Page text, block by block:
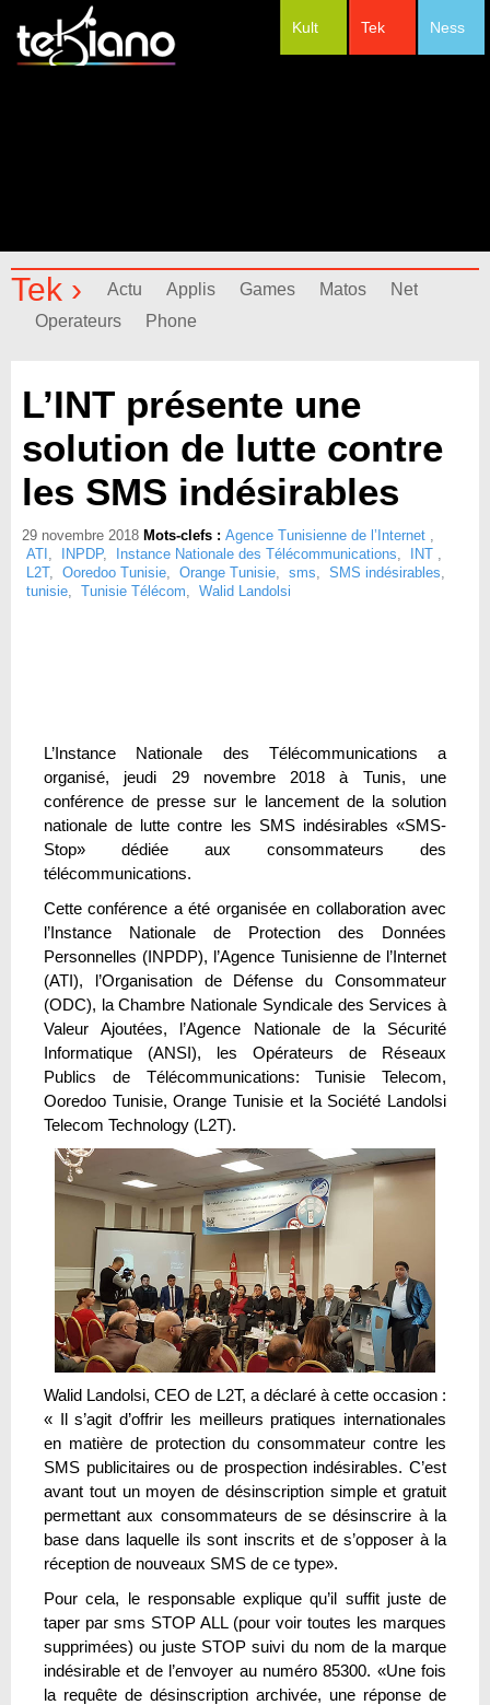
Ness
Tek
Kult
Tek › Actu Applis Games Matos
Net
Operateurs
Phone
L’INT présente une
solution de lutte contre
les SMS indésirables
29 novembre 2018 Mots-clefs : Agence Tunisienne de l’Internet ,
ATI , INPDP, Instance Nationale des Télécommunications, INT ,
L2T, Ooredoo Tunisie, Orange Tunisie, sms, SMS indésirables,
tunisie, Tunisie Télécom, Walid Landolsi
L’Instance Nationale des Télécommunications a
organisé, jeudi 29 novembre 2018 à Tunis, une
conférence de presse sur le lancement de la solution
nationale de lutte contre les SMS indésirables «SMS-
Stop» dédiée aux consommateurs des
télécommunications.
Cette conférence a été organisée en collaboration avec
l’Instance Nationale de Protection des Données
Personnelles (INPDP), l’Agence Tunisienne de l’Internet
(ATI), l’Organisation de Défense du Consommateur
(ODC), la Chambre Nationale Syndicale des Services à
Valeur Ajoutées, l’Agence Nationale de la Sécurité
Informatique (ANSI), les Opérateurs de Réseaux
Publics de Télécommunications: Tunisie Telecom,
Ooredoo Tunisie, Orange Tunisie et la Société Landolsi
Telecom Technology (L2T).
Walid Landolsi, CEO de L2T, a déclaré à cette occasion :
« Il s’agit d’offrir les meilleurs pratiques internationales
en matière de protection du consommateur contre les
SMS publicitaires ou de prospection indésirables. C’est
avant tout un moyen de désinscription simple et gratuit
permettant aux consommateurs de se désinscrire à la
base dans laquelle ils sont inscrits et de s’opposer à la
réception de nouveaux SMS de ce type».
Pour cela, le responsable explique qu’il suffit juste de
taper par sms STOP ALL (pour voir toutes les marques
supprimées) ou juste STOP suivi du nom de la marque
indésirable et de l’envoyer au numéro 85300. «Une fois
la requête de désinscription archivée, une réponse de